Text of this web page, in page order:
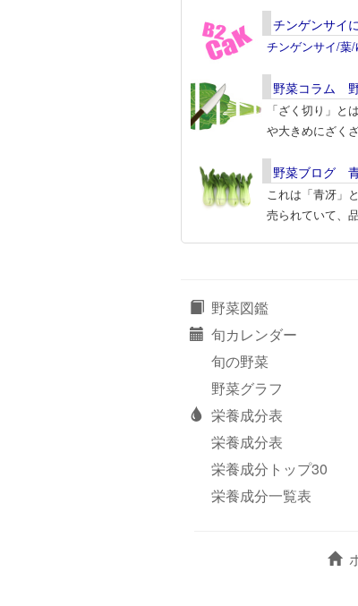
チンゲンサイ
チンゲンサイ/葉
野菜コラム 野
「ざく切り」と
や大きめにざく
野菜ブログ 青
これは「青冴」
売られていて、
野菜図鑑
旬カレンダー
旬の野菜
野菜グラフ
栄養成分表
栄養成分表
栄養成分トップ30
栄養成分一覧表